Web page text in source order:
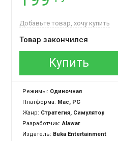
Добавьте товар, хочу купить
Товар закончился
Купить
Режимы: Одиночная
Платформа: Mac, PC
Жанр: Стратегия, Симулятор
Разработчик:Alawar
Издатель: Buka Entertainment